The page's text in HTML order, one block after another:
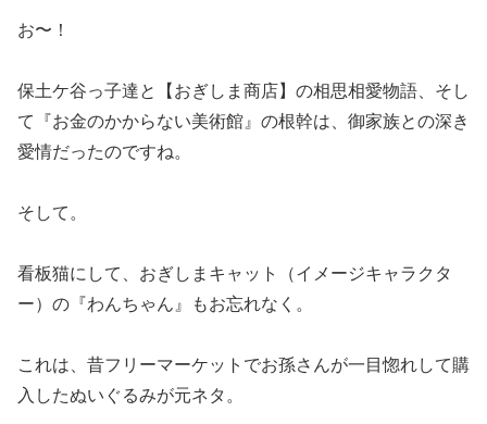
お〜！
保土ケ谷っ子達と【おぎしま商店】の相思相愛物語、そし
て『お金のかからない美術館』の根幹は、御家族との深き
愛情だったのですね。
そして。
看板猫にして、おぎしまキャット（イメージキャラクタ
ー）の『わんちゃん』もお忘れなく。
これは、昔フリーマーケットでお孫さんが一目惚れして購
入したぬいぐるみが元ネタ。